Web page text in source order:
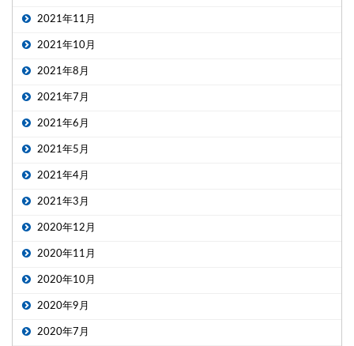
2021年11月
2021年10月
2021年8月
2021年7月
2021年6月
2021年5月
2021年4月
2021年3月
2020年12月
2020年11月
2020年10月
2020年9月
2020年7月